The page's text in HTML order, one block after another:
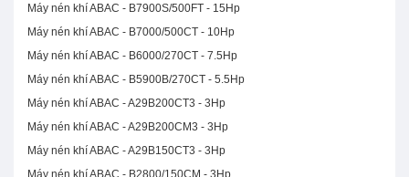
Máy nén khí ABAC - B7900S/500FT - 15Hp
Máy nén khí ABAC - B7000/500CT - 10Hp
Máy nén khí ABAC - B6000/270CT - 7.5Hp
Máy nén khí ABAC - B5900B/270CT - 5.5Hp
Máy nén khí ABAC - A29B200CT3 - 3Hp
Máy nén khí ABAC - A29B200CM3 - 3Hp
Máy nén khí ABAC - A29B150CT3 - 3Hp
Máy nén khí ABAC - B2800/150CM - 3Hp